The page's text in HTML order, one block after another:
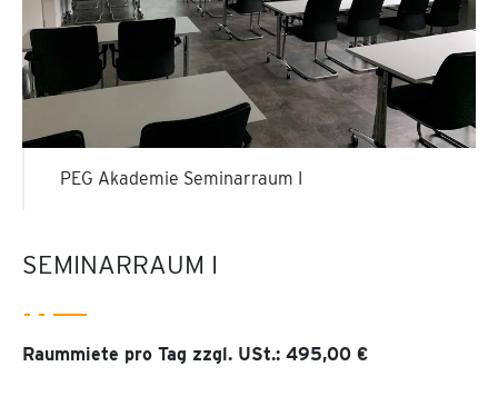
SEMINARRAUM I
Raummiete pro Tag zzgl. USt.: 495,00 €
PEG Akademie Seminarraum I